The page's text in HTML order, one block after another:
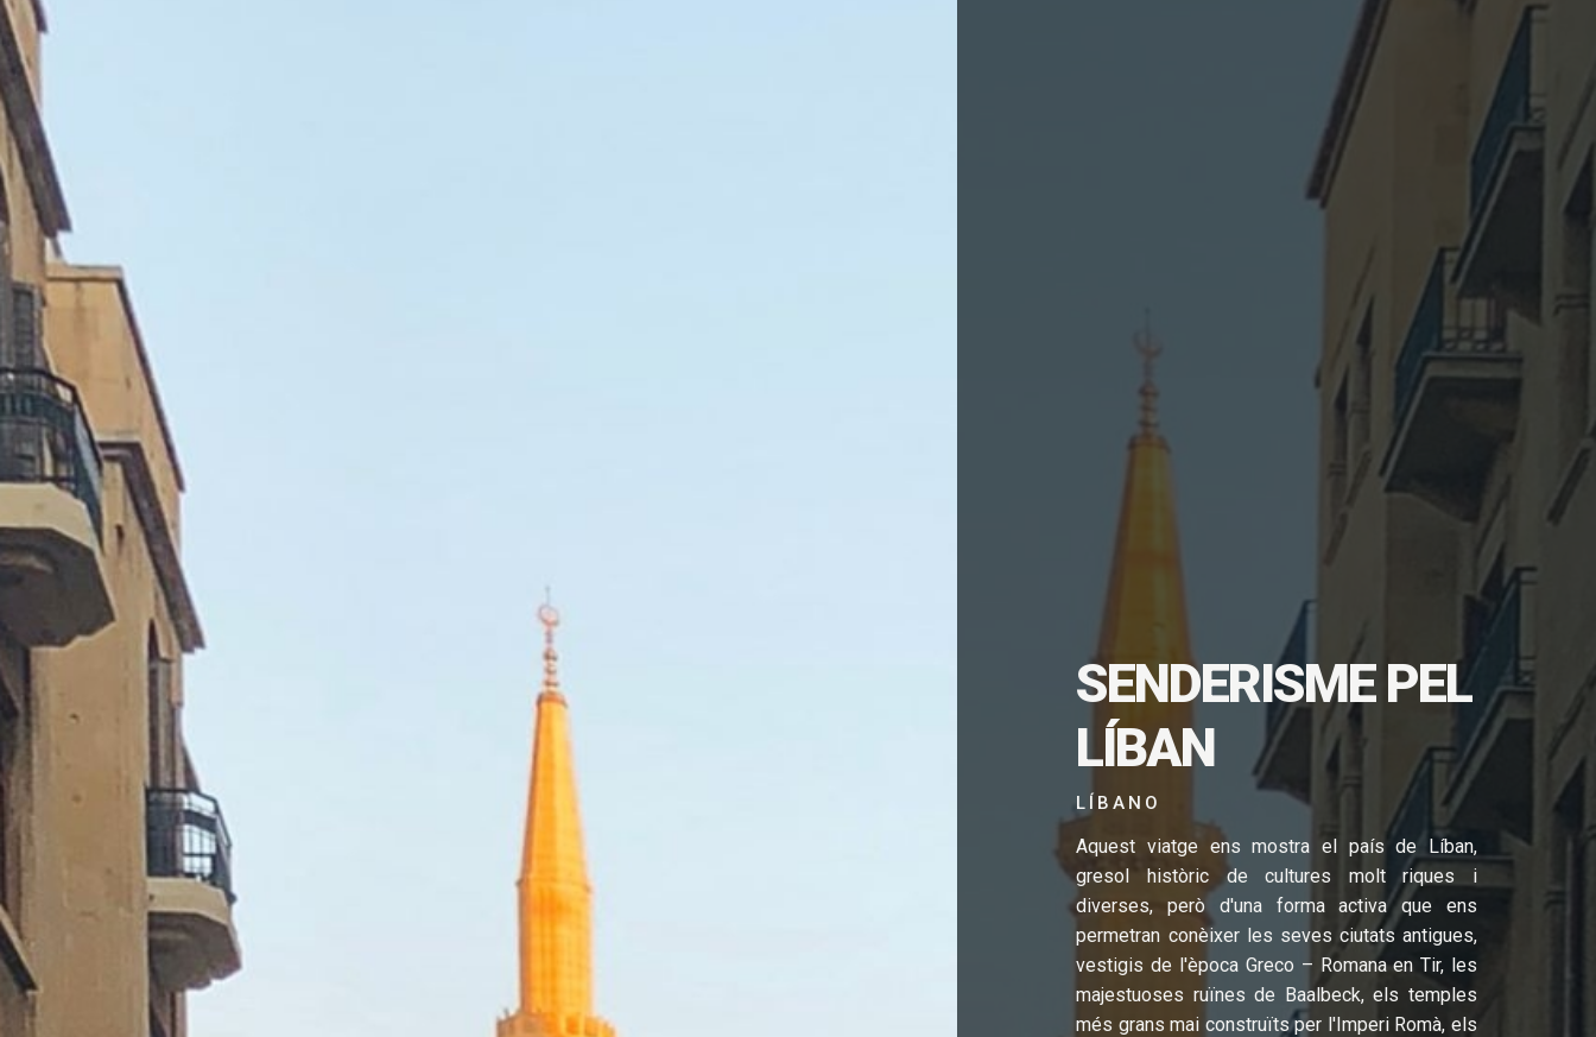
SENDERISME PEL
LÍBAN
LÍBANO
Aquest viatge ens mostra el país de Líban,
gresol històric de cultures molt riques i
diverses, però d'una forma activa que ens
permetran conèixer les seves ciutats antigues,
vestigis de l'època Greco – Romana en Tir, les
majestuoses ruïnes de Baalbeck, els temples
més grans mai construïts per l'Imperi Romà, els
SUBSCRIU-TE PER DESCARREGAR AQUEST VIATGE EN
Política de Privacitat